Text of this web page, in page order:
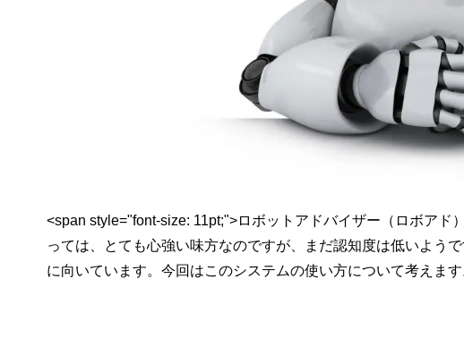
<span style="font-size: 11pt;">ロボットアドバイザー（ロボアド
っては、とても心強い味方なのですが、まだ認知度は低いよう
に向いています。今回はこのシステムの使い方について考えま